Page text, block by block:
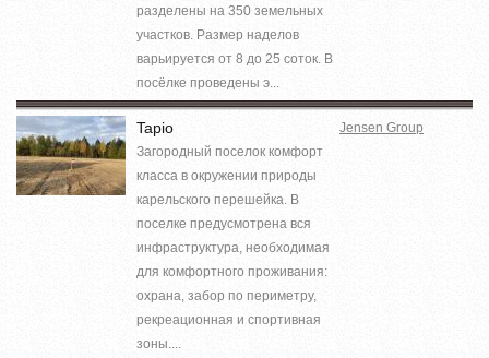
разделены на 350 земельных
участков. Размер наделов
варьируется от 8 до 25 соток. В
посёлке проведены э...
Tapio
Загородный поселок комфорт
класса в окружении природы
карельского перешейка. В
поселке предусмотрена вся
инфраструктура, необходимая
для комфортного проживания:
охрана, забор по периметру,
рекреационная и спортивная
зоны....
Jensen Group